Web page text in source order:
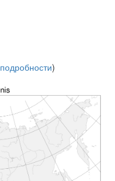
подробности)